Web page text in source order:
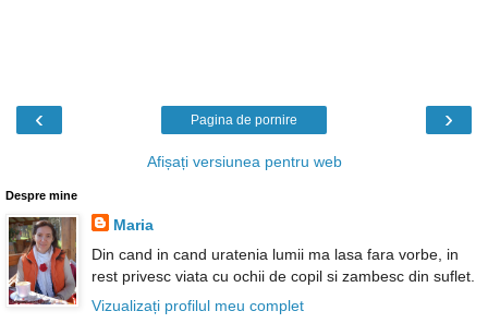
‹ ›
Pagina de pornire
Afișați versiunea pentru web
Despre mine
Maria
Din cand in cand uratenia lumii ma lasa fara vorbe, in
rest privesc viata cu ochii de copil si zambesc din suflet.
Vizualizați profilul meu complet